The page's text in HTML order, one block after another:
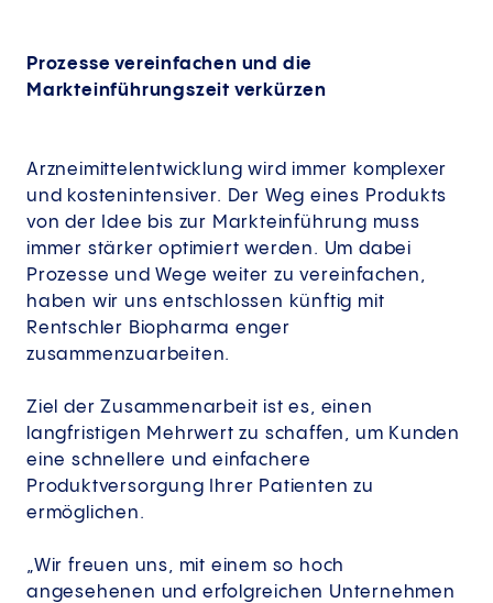
Prozesse vereinfachen und die
Markteinführungszeit verkürzen
Arzneimittelentwicklung wird immer komplexer
und kostenintensiver. Der Weg eines Produkts
von der Idee bis zur Markteinführung muss
immer stärker optimiert werden. Um dabei
Prozesse und Wege weiter zu vereinfachen,
haben wir uns entschlossen künftig mit
Rentschler Biopharma enger
zusammenzuarbeiten.
Ziel der Zusammenarbeit ist es, einen
langfristigen Mehrwert zu schaffen, um Kunden
eine schnellere und einfachere
Produktversorgung Ihrer Patienten zu
ermöglichen.
„Wir freuen uns, mit einem so hoch
angesehenen und erfolgreichen Unternehmen